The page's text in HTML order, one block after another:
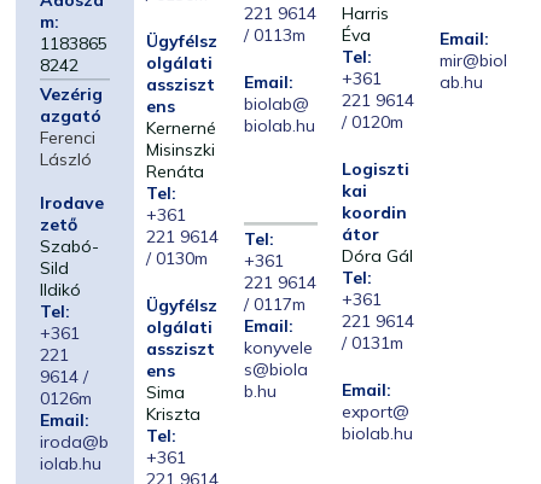
m:
1183865
8242
Vezérig
azgató
Ferenci
László
Irodave
zető
Szabó-
Sild
Ildikó
Tel:
+361
221
9614 /
0126m
Email:
iroda@b
iolab.hu
Ügyfélsz
olgálati
assziszt
ens
Kernerné
Misinszki
Renáta
Tel:
+361
221 9614
/ 0130m
Ügyfélsz
olgálati
assziszt
ens
Sima
Kriszta
Tel:
+361
221 9614
/ 0113m
Email:
biolab@
biolab.hu
Tel:
+361
221 9614
/ 0117m
Email:
konyvele
s@biola
b.hu
Harris
Éva
Tel:
+361
221 9614
/ 0120m
Logiszti
kai
koordin
átor
Dóra Gál
Tel:
+361
221 9614
/ 0131m
Email:
export@
biolab.hu
Email:
mir@biol
ab.hu